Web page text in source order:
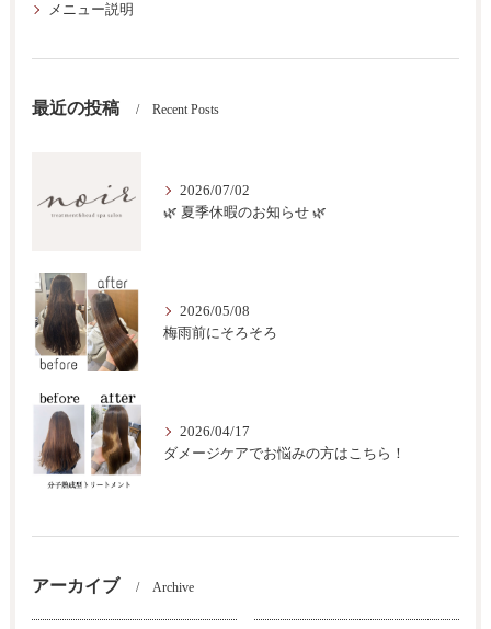
メニュー説明
最近の投稿 Recent Posts
2026/07/02
🌿 夏季休暇のお知らせ 🌿
2026/05/08
梅雨前にそろそろ
2026/04/17
ダメージケアでお悩みの方はこちら！
アーカイブ Archive